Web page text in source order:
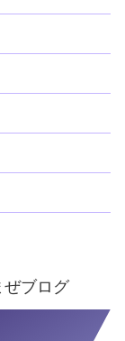
ぜブログ